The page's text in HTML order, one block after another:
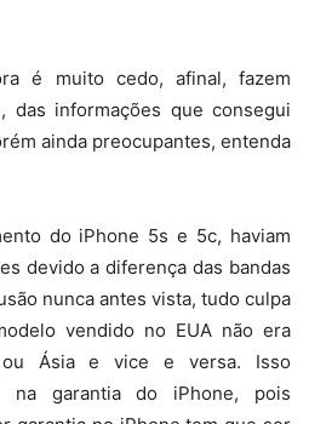
é muito cedo, afinal, fazem
das informações que consegui
ainda preocupantes, entenda
do iPhone 5s e 5c, haviam
devido a diferença das bandas
nunca antes vista, tudo culpa
vendido no EUA não era
ou Ásia e vice e versa. Isso
na garantia do iPhone, pois